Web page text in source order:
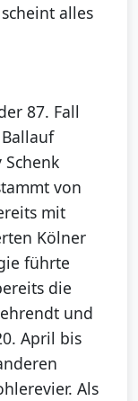
alles
87. Fall
Schenk
von
mit
Kölner
führte
die
und
April bis
Als